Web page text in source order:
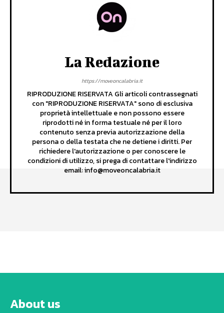
La Redazione
https://moveoncalabria.it
RIPRODUZIONE RISERVATA Gli articoli contrassegnati
con "RIPRODUZIONE RISERVATA" sono di esclusiva
proprietà intellettuale e non possono essere
riprodotti né in forma testuale né per il loro
contenuto senza previa autorizzazione della
persona o della testata che ne detiene i diritti. Per
richiedere l'autorizzazione o per conoscere le
condizioni di utilizzo, si prega di contattare l'indirizzo
email: info@moveoncalabria.it
About us